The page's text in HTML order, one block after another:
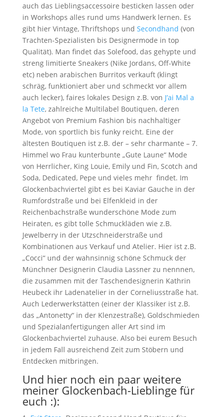
auch das Lieblingsaccessoire besticken lassen oder
in Workshops alles rund ums Handwerk lernen. Es
gibt hier Vintage, Thriftshops und Secondhand (von
Trachten-Spezialisten bis Designermode in top
Qualität). Man findet das Solefood, das gehypte und
streng limitierte Sneakers (Nike Jordans, Off-White
etc) neben arabischen Burritos verkauft (klingt
schräg, funktioniert aber und schmeckt vor allem
auch lecker), faires lokales Design z.B. von J’ai Mal a
la Tete, zahlreiche Multilabel Boutiquen, deren
Angebot von Premium Fashion bis nachhaltiger
Mode, von sportlich bis funky reicht. Eine der
ältesten Boutiquen ist z.B. der – sehr charmante – 7.
Himmel wo Frau kunterbunte „Gute Laune“ Mode
von Herrlicher, King Louie, Emily und Fin, Scotch and
Soda, Dedicated, Pepe und vieles mehr findet. Im
Glockenbachviertel gibt es bei Kaviar Gauche in der
Rumfordstraße und bei Elfenkleid in der
Reichenbachstraße wunderschöne Mode zum
Heiraten, es gibt tolle Schmuckläden wie z.B.
Jewelberry in der Utzschneiderstraße und
Kombinationen aus Verkauf und Atelier. Hier ist z.B.
„Cocci“ und der wahnsinnig schöne Schmuck der
Münchner Designerin Claudia Lassner zu nennnen,
die zusammen mit der Taschendesignerin Kathrin
Heubeck ihr Ladenatelier in der Corneliusstraße hat.
Auch Lederwerkstätten (einer der Klassiker ist z.B.
das „Antonetty“ in der Klenzestraße), Goldschmieden
und Spezialanfertigungen aller Art sind im
Glockenbachviertel zuhause. Also bei eurem Besuch
in jedem Fall ausreichend Zeit zum Stöbern und
Entdecken mitbringen.
Und hier noch ein paar weitere
meiner Glockenbach-Lieblinge für
euch :):